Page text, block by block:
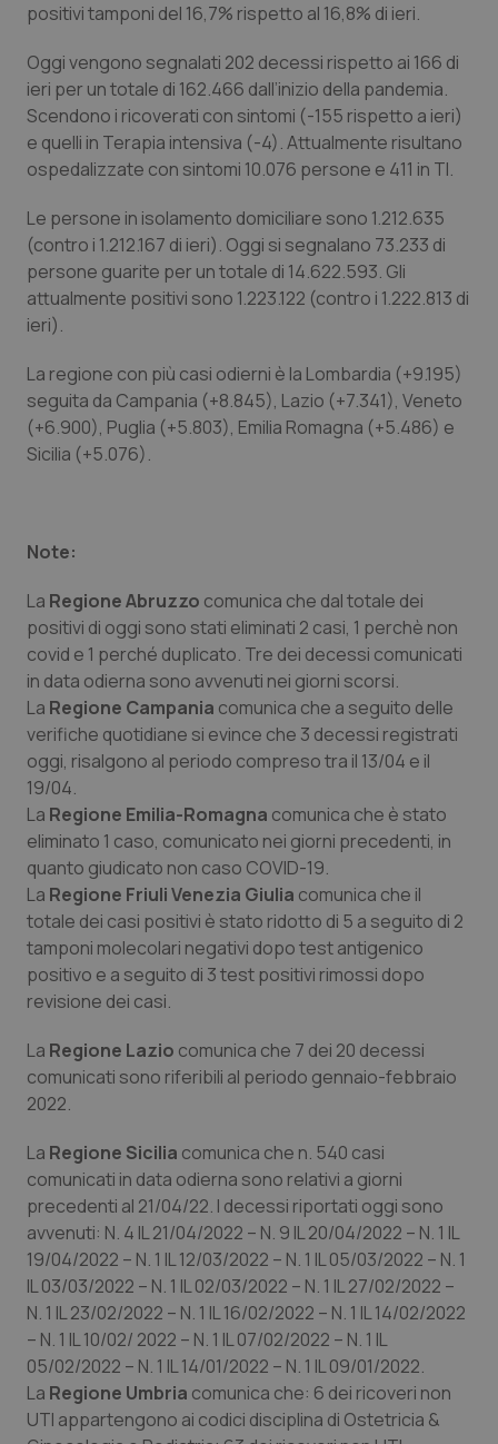
Campania
Emilia-Romagna
Friuli Venezia Giulia
Liguria
Lombardia
Marche
Molise
Provincia Autonoma di Bolzano
Provincia Autonoma di Trento
Puglia
Sardegna
Sicilia
Toscana
Umbria
Valle D’Aosta
Veneto
Car-T
Colesterolo & coronaropatie
Dermatite Atopica
Disturbi dell’umore
Dolore
Donna & Salute
Epatiti
Infezioni & Febbre
Ipertensione & Scompenso
Malattie rare
Malattia di Crohn & Rettocolite Ulcerosa
Neuroscienze & patologie neurodegenerative
Obesità
Oftalmologia
Oncodermatologia
Oncoematologia
Oncologia & Nutrizione
Quotidiano Cardiologia
Quotidiano Chirurgia
Quotidiano Oncologia
Quotidiano Pediatria
Rene & patologie urogenitali
positivi tamponi del 16,7% rispetto al 16,8% di ieri.
Oggi vengono segnalati 202 decessi rispetto ai 166 di
ieri per un totale di 162.466 dall’inizio della pandemia.
Scendono i ricoverati con sintomi (-155 rispetto a ieri)
e quelli in Terapia intensiva (-4). Attualmente risultano
ospedalizzate con sintomi 10.076 persone e 411 in TI.
Le persone in isolamento domiciliare sono 1.212.635
(contro i 1.212.167 di ieri). Oggi si segnalano 73.233 di
persone guarite per un totale di 14.622.593. Gli
attualmente positivi sono 1.223.122 (contro i 1.222.813 di
ieri).
La regione con più casi odierni è la Lombardia (+9.195)
seguita da Campania (+8.845), Lazio (+7.341), Veneto
(+6.900), Puglia (+5.803), Emilia Romagna (+5.486) e
Sicilia (+5.076).
Note:
La Regione Abruzzo comunica che dal totale dei
positivi di oggi sono stati eliminati 2 casi, 1 perchè non
covid e 1 perché duplicato. Tre dei decessi comunicati
in data odierna sono avvenuti nei giorni scorsi.
La Regione Campania comunica che a seguito delle
verifiche quotidiane si evince che 3 decessi registrati
oggi, risalgono al periodo compreso tra il 13/04 e il
19/04.
La Regione Emilia-Romagna comunica che è stato
eliminato 1 caso, comunicato nei giorni precedenti, in
quanto giudicato non caso COVID-19.
La Regione Friuli Venezia Giulia comunica che il
totale dei casi positivi è stato ridotto di 5 a seguito di 2
tamponi molecolari negativi dopo test antigenico
positivo e a seguito di 3 test positivi rimossi dopo
revisione dei casi.
La Regione Lazio comunica che 7 dei 20 decessi
comunicati sono riferibili al periodo gennaio-febbraio
2022.
La Regione Sicilia comunica che n. 540 casi
comunicati in data odierna sono relativi a giorni
precedenti al 21/04/22. I decessi riportati oggi sono
avvenuti: N. 4 IL 21/04/2022 – N. 9 IL 20/04/2022 – N. 1 IL
19/04/2022 – N. 1 IL 12/03/2022 – N. 1 IL 05/03/2022 – N. 1
IL 03/03/2022 – N. 1 IL 02/03/2022 – N. 1 IL 27/02/2022 –
N. 1 IL 23/02/2022 – N. 1 IL 16/02/2022 – N. 1 IL 14/02/2022
– N. 1 IL 10/02/ 2022 – N. 1 IL 07/02/2022 – N. 1 IL
05/02/2022 – N. 1 IL 14/01/2022 – N. 1 IL 09/01/2022.
La Regione Umbria comunica che: 6 dei ricoveri non
UTI appartengono ai codici disciplina di Ostetricia &